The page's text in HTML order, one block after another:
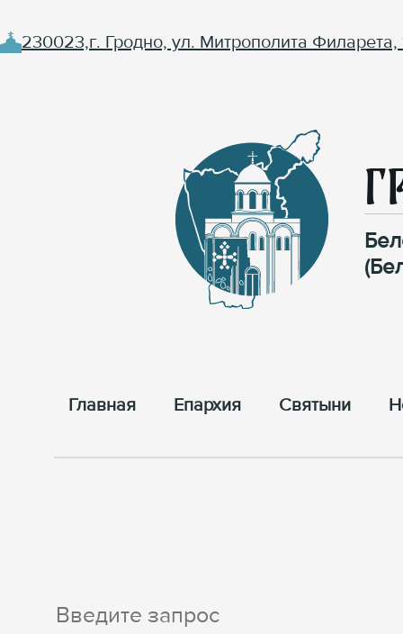
230023,г. Гродно, ул. Митрополита Филарета,
Главная Епархия Cвятыни